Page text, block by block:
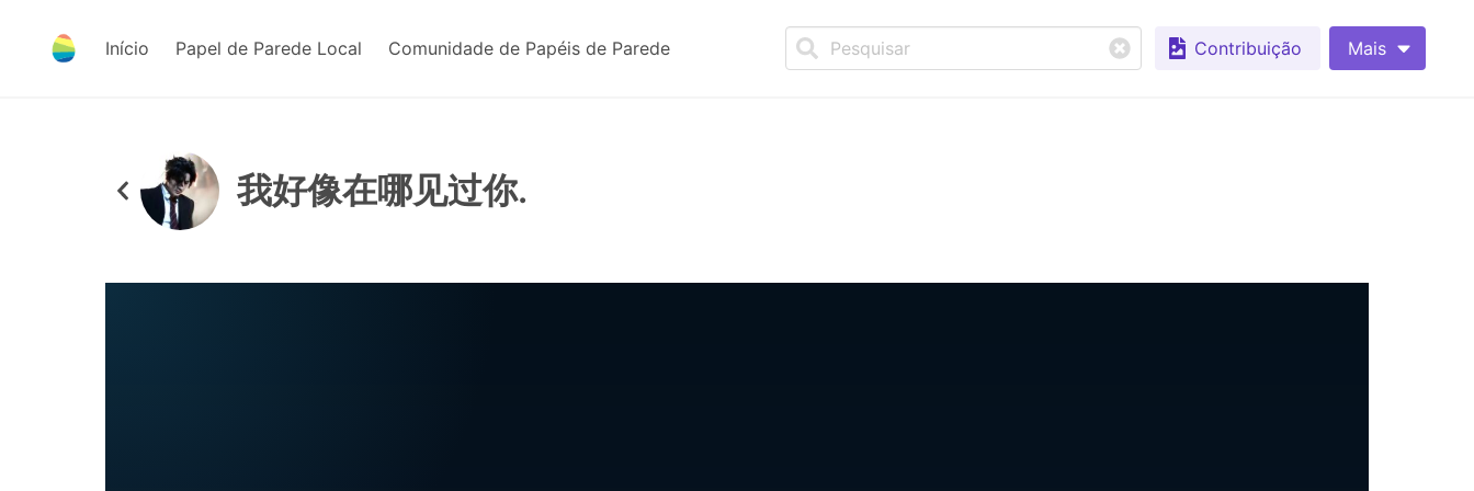
Início Papel de Parede Local Comunidade de Papéis de Parede Contribuição Mais
我好像在哪见过你.